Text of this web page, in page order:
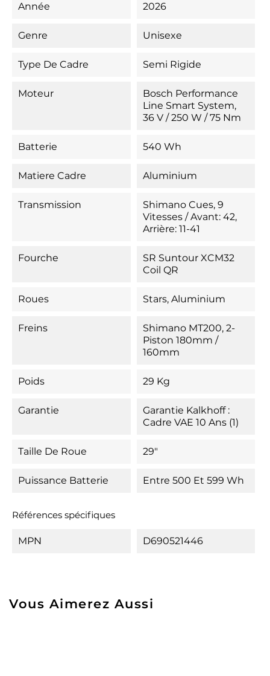
Année 2026
Genre Unisexe
Type De Cadre Semi Rigide
Moteur
Bosch Performance
Line Smart System,
36 V / 250 W / 75 Nm
Batterie 540 Wh
Matiere Cadre Aluminium
Transmission
Shimano Cues, 9
Vitesses / Avant: 42,
Arrière: 11-41
Fourche
SR Suntour XCM32
Coil QR
Roues Stars, Aluminium
Freins
Shimano MT200, 2-
Piston 180mm /
160mm
Poids 29 Kg
Garantie
Garantie Kalkhoff :
Cadre VAE 10 Ans (1)
Taille De Roue 29"
Puissance Batterie Entre 500 Et 599 Wh
Références spécifiques
MPN D690521446
Vous Aimerez Aussi